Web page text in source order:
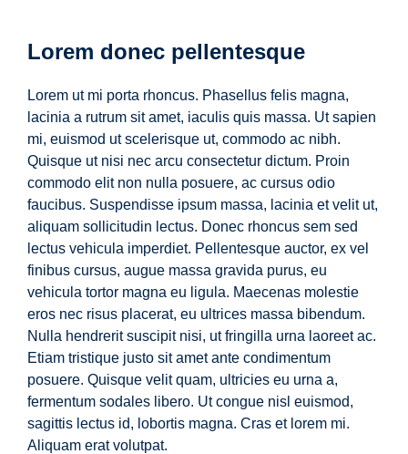
Lorem donec pellentesque
Lorem ut mi porta rhoncus. Phasellus felis magna,
lacinia a rutrum sit amet, iaculis quis massa. Ut sapien
mi, euismod ut scelerisque ut, commodo ac nibh.
Quisque ut nisi nec arcu consectetur dictum. Proin
commodo elit non nulla posuere, ac cursus odio
faucibus. Suspendisse ipsum massa, lacinia et velit ut,
aliquam sollicitudin lectus. Donec rhoncus sem sed
lectus vehicula imperdiet. Pellentesque auctor, ex vel
finibus cursus, augue massa gravida purus, eu
vehicula tortor magna eu ligula. Maecenas molestie
eros nec risus placerat, eu ultrices massa bibendum.
Nulla hendrerit suscipit nisi, ut fringilla urna laoreet ac.
Etiam tristique justo sit amet ante condimentum
posuere. Quisque velit quam, ultricies eu urna a,
fermentum sodales libero. Ut congue nisl euismod,
sagittis lectus id, lobortis magna. Cras et lorem mi.
Aliquam erat volutpat.